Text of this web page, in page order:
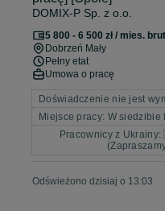
DOMIX-P Sp. z o.o.
5 800 - 6 500 zł / mies.
Dobrzeń Mały
Pełny etat
Umowa o pracę
Doświadczenie nie jest
Miejsce pracy: W siedzibie
Pracownicy z
Odświeżono dzisiaj o 13:03